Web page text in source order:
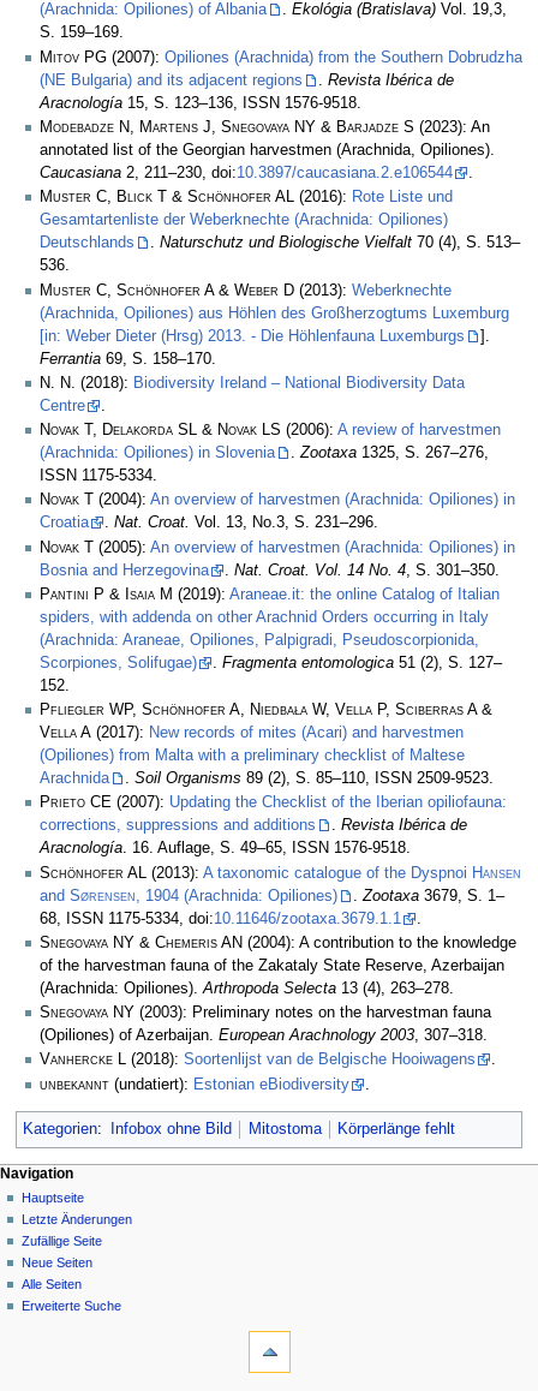
(Arachnida: Opiliones) of Albania
. Ekológia (Bratislava) Vol. 19,3,
S. 159–169.
Mitov PG (2007): Opiliones (Arachnida) from the Southern Dobrudzha
(NE Bulgaria) and its adjacent regions
Revista Ibérica de
Aracnología 15, S. 123–136, ISSN 1576-9518.
Modebadze N, Martens J, Snegovaya NY & Barjadze S (2023): An
annotated list of the Georgian harvestmen (Arachnida, Opiliones).
Caucasiana 2, 211–230, doi:10.3897/caucasiana.2.e106544
.
Muster C, Blick T & Schönhofer AL (2016): Rote Liste und
Gesamtartenliste der Weberknechte (Arachnida: Opiliones)
Deutschlands
. Naturschutz und Biologische Vielfalt 70 (4), S. 513–
536.
Muster C, Schönhofer A & Weber D (2013): Weberknechte
(Arachnida, Opiliones) aus Höhlen des Großherzogtums Luxemburg
[in: Weber Dieter (Hrsg) 2013. - Die Höhlenfauna Luxemburgs
].
Ferrantia 69, S. 158–170.
N. N. (2018): Biodiversity Ireland – National Biodiversity Data
Centre
.
Novak T, Delakorda SL & Novak LS (2006): A review of harvestmen
(Arachnida: Opiliones) in Slovenia
.Zootaxa 1325, S. 267–276,
ISSN 1175-5334.
Novak T
(2004): An overview of harvestmen (Arachnida: Opiliones) in
Croatia
. Nat. Croat. Vol. 13, No.3, S. 231–296.
Novak T (2005): An overview of harvestmen (Arachnida: Opiliones) in
Bosnia and Herzegovina
Nat. Croat. Vol. 14 No. 4 , S. 301–350.
Pantini P & Isaia M (2019): Araneae.it: the online Catalog of Italian
spiders, with addenda on other Arachnid Orders occurring in Italy
(Arachnida: Araneae, Opiliones, Palpigradi, Pseudoscorpionida,
Scorpiones, Solifugae)
. Fragmenta entomologica 51 (2), S. 127–
152.
Pfliegler WP, Schönhofer A, Niedbała W, Vella P, Sciberras A &
Vella A (2017): New records of mites (Acari) and harvestmen
(Opiliones) from Malta with a preliminary checklist of Maltese
Arachnida
. Soil Organisms 89 (2), S. 85–110, ISSN 2509-9523.
Prieto CE (2007): Updating the Checklist of the Iberian opiliofauna:
corrections, suppressions and additions
. Revista Ibérica de
Aracnología. 16. Auflage, S. 49–65, ISSN 1576-9518.
Schönhofer AL
(2013): A taxonomic catalogue of the Dyspnoi Hansen
and Sørensen , 1904 (Arachnida: Opiliones) Zootaxa 3679, S. 1–
68, ISSN 1175-5334, doi:10.11646/zootaxa.3679.1.1
Snegovaya NY & Chemeris AN (2004): A contribution to the knowledge
of the harvestman fauna of the Zakataly State Reserve, Azerbaijan
(Arachnida: Opiliones).Arthropoda Selecta 13 (4), 263–278.
Snegovaya NY (2003): Preliminary notes on the harvestman fauna
(Opiliones) of Azerbaijan. European Arachnology 2003, 307–318.
Vanhercke L (2018): Soortenlijst van de Belgische Hooiwagens
.
unbekannt (undatiert): Estonian eBiodiversity
Kategorien: Infobox ohne Bild Mitostoma Körperlänge fehlt
Navigation
Hauptseite
Letzte Änderungen
Zufällige Seite
Neue Seiten
Alle Seiten
Erweiterte Suche